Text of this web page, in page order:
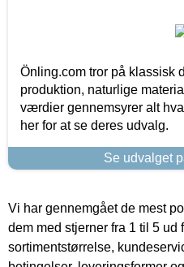
Önling.com tror på klassisk
produktion, naturlige
værdier gennemsyrer alt
her for at se deres udvalg.
Se udvalget
Vi har gennemgået de mest
dem med stjerner fra 1 til 5 ud
sortimentstørrelse,